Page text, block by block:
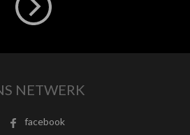
NETWERK
facebook